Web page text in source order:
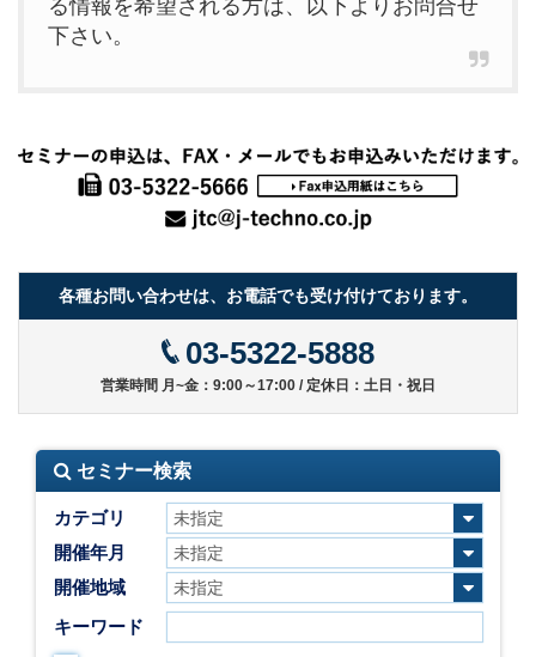
る情報を希望される方は、以下よりお問合せ
下さい。
各種お問い合わせは、お電話でも受け付けております。
03-5322-5888
営業時間 月~金：9:00～17:00 / 定休日：土日・祝日
セミナー検索
カテゴリ
開催年月
開催地域
キーワード